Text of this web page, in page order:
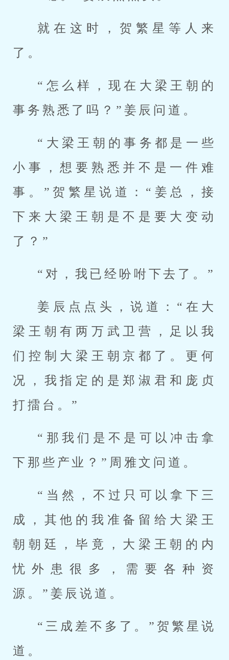
就在这时，贺繁星等人来
了。
“怎么样，现在大梁王朝的
事务熟悉了吗？”姜辰问道。
“大梁王朝的事务都是一些
小事，想要熟悉并不是一件难
事。”贺繁星说道：“姜总，接
下来大梁王朝是不是要大变动
了？”
“对，我已经吩咐下去了。”
姜辰点点头，说道：“在大
梁王朝有两万武卫营，足以我
们控制大梁王朝京都了。更何
况，我指定的是郑淑君和庞贞
打擂台。”
“那我们是不是可以冲击拿
下那些产业？”周雅文问道。
“当然，不过只可以拿下三
成，其他的我准备留给大梁王
朝朝廷，毕竟，大梁王朝的内
忧外患很多，需要各种资
源。”姜辰说道。
“三成差不多了。”贺繁星说
道。